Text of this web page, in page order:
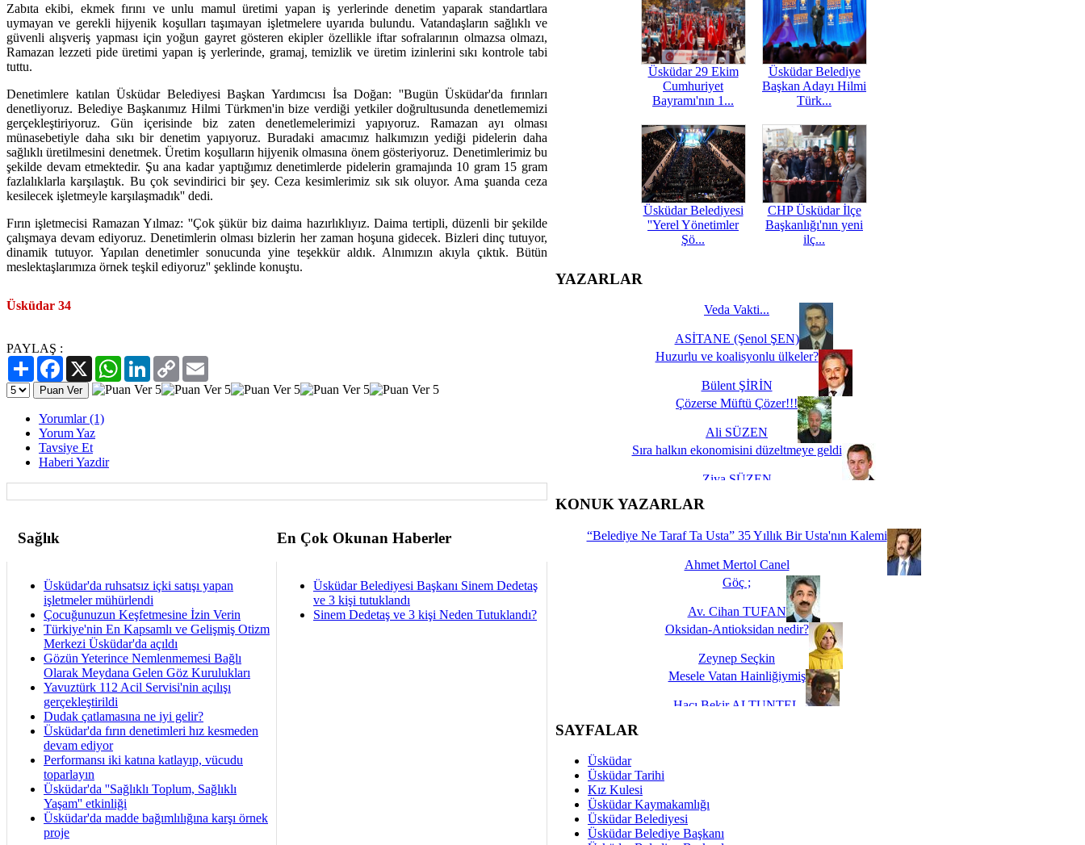
Zabıta ekibi, ekmek fırını ve unlu mamul üretimi yapan iş yerlerinde denetim yaparak standartlara
uymayan ve gerekli hijyenik koşulları taşımayan işletmelere uyarıda bulundu. Vatandaşların sağlıklı ve
güvenli alışveriş yapması için yoğun gayret gösteren ekipler özellikle iftar sofralarının olmazsa olmazı,
Ramazan lezzeti pide üretimi yapan iş yerlerinde, gramaj, temizlik ve üretim izinlerini sıkı kontrole tabi
tuttu.
Denetimlere katılan Üsküdar Belediyesi Başkan Yardımcısı İsa Doğan: ''Bugün Üsküdar'da fırınları
denetliyoruz. Belediye Başkanımız Hilmi Türkmen'in bize verdiği yetkiler doğrultusunda denetlememizi
gerçekleştiriyoruz. Gün içerisinde biz zaten denetlemelerimizi yapıyoruz. Ramazan ayı olması
münasebetiyle daha sıkı bir denetim yapıyoruz. Buradaki amacımız halkımızın yediği pidelerin daha
sağlıklı üretilmesini denetmek. Üretim koşulların hijyenik olmasına önem gösteriyoruz. Denetimlerimiz bu
şekilde devam etmektedir. Şu ana kadar yaptığımız denetimlerde pidelerin gramajında 10 gram 15 gram
fazlalıklarla karşılaştık. Bu çok sevindirici bir şey. Ceza kesimlerimiz sık sık oluyor. Ama şuanda ceza
kesilecek işletmeyle karşılaşmadık'' dedi.
Fırın işletmecisi Ramazan Yılmaz: ''Çok şükür biz daima hazırlıklıyız. Daima tertipli, düzenli bir şekilde
çalışmaya devam ediyoruz. Denetimlerin olması bizlerin her zaman hoşuna gidecek. Bizleri dinç tutuyor,
dinamik tutuyor. Yapılan denetimler sonucunda yine teşekkür aldık. Alnımızın akıyla çıktık. Bütün
meslektaşlarımıza örnek teşkil ediyoruz'' şeklinde konuştu.
Üsküdar 34
PAYLAŞ :
PaylaşFacebook
X WhatsAppLinkedIn
Copy
Link
Yorumlar (1)
Yorum Yaz
Tavsiye Et
Haberi Yazdir
Sağlık En Çok Okunan Haberler
Üsküdar'da ruhsatsız içki satışı yapan
işletmeler mühürlendi
Çocuğunuzun Keşfetmesine İzin Verin
Türkiye'nin En Kapsamlı ve Gelişmiş Otizm
Merkezi Üsküdar'da açıldı
Gözün Yeterince Nemlenmemesi Bağlı
Olarak Meydana Gelen Göz Kurulukları
Yavuztürk 112 Acil Servisi'nin açılışı
gerçekleştirildi
Dudak çatlamasına ne iyi gelir?
Üsküdar'da fırın denetimleri hız kesmeden
devam ediyor
Performansı iki katına katlayıp, vücudu
toparlayın
Üsküdar'da ''Sağlıklı Toplum, Sağlıklı
Yaşam'' etkinliği
Üsküdar'da madde bağımlılığına karşı örnek
proje
Üsküdar Belediyesi Başkanı Sinem Dedetaş
ve 3 kişi tutuklandı
Sinem Dedetaş ve 3 kişi Neden Tutuklandı?
Üsküdar 29 Ekim
Cumhuriyet
Bayramı'nın 1...
Üsküdar Belediye
Başkan Adayı Hilmi
Türk...
Üsküdar Belediyesi
''Yerel Yönetimler
Şö...
CHP Üsküdar İlçe
Başkanlığı'nın yeni
ilç...
YAZARLAR
Veda Vakti...
ASİTANE (Şenol ŞEN)
Huzurlu ve koalisyonlu ülkeler?
Bülent ŞİRİN
Çözerse Müftü Çözer!!!
Ali SÜZEN
Sıra halkın ekonomisini düzeltmeye geldi
Ziya SÜZEN
İşte Biz buyuz...
KONUK YAZARLAR
“Belediye Ne Taraf Ta Usta” 35 Yıllık Bir Usta'nın Kalemi
Ahmet Mertol Canel
Göç ;
Av. Cihan TUFAN
Oksidan-Antioksidan nedir?
Zeynep Seçkin
Mesele Vatan Hainliğiymiş
Hacı Bekir ALTUNTEL
Dünya Fani, Ama Kısa Bir Süre De Olsa Burdayız
Savaş ŞENEL
Hukukun Adaleti Kalmadı Üstadım!
SAYFALAR
Üsküdar
Üsküdar Tarihi
Kız Kulesi
Üsküdar Kaymakamlığı
Üsküdar Belediyesi
Üsküdar Belediye Başkanı